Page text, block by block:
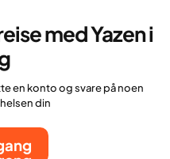
med Yazen i
en konto og svare på noen
din